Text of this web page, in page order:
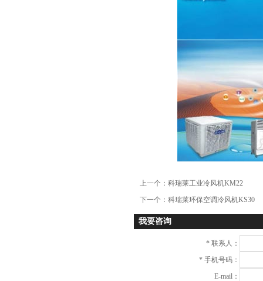
上一个： 科瑞莱工业冷风机KM22
下一个： 科瑞莱环保空调冷风机KS30
我要咨询
* 联系人：
* 手机号码：
E-mail：